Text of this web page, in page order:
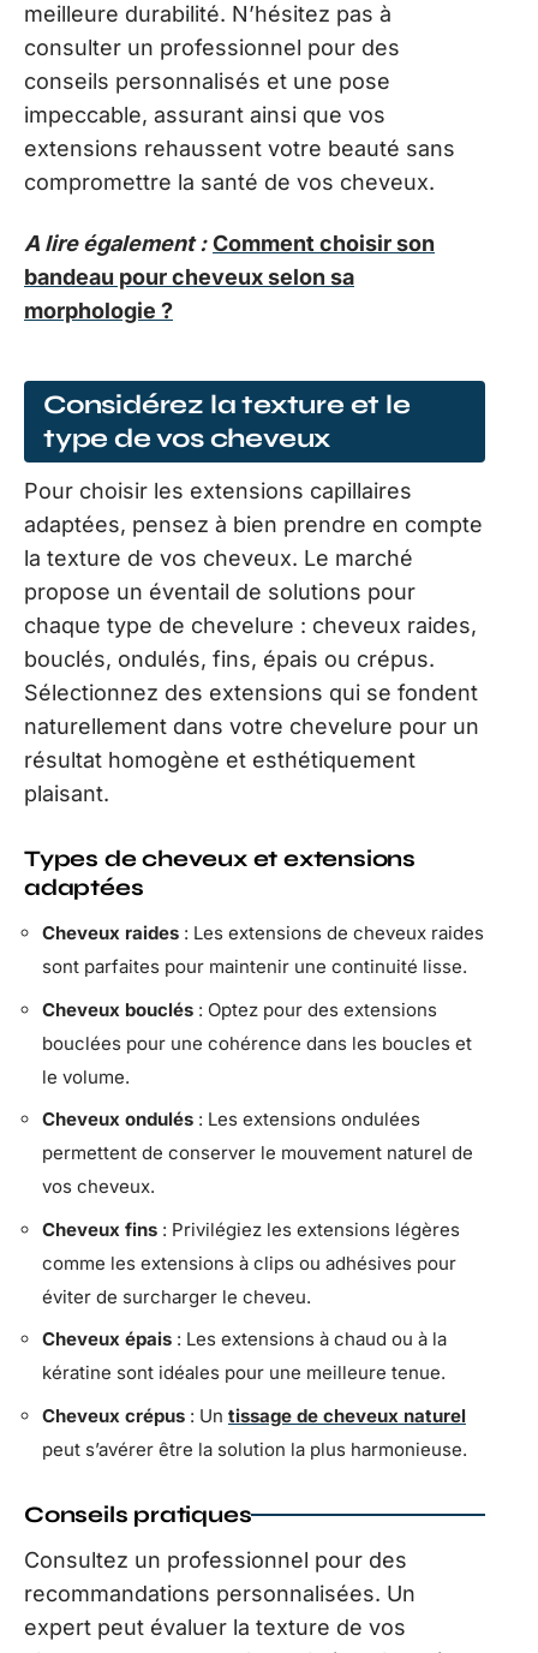
meilleure durabilité. N’hésitez pas à
consulter un professionnel pour des
conseils personnalisés et une pose
impeccable, assurant ainsi que vos
extensions rehaussent votre beauté sans
compromettre la santé de vos cheveux.
A lire également : Comment choisir son
bandeau pour cheveux selon sa
morphologie ?
Considérez la texture et le
type de vos cheveux
Pour choisir les extensions capillaires
adaptées, pensez à bien prendre en compte
la texture de vos cheveux. Le marché
propose un éventail de solutions pour
chaque type de chevelure : cheveux raides,
bouclés, ondulés, fins, épais ou crépus.
Sélectionnez des extensions qui se fondent
naturellement dans votre chevelure pour un
résultat homogène et esthétiquement
plaisant.
Types de cheveux et extensions
adaptées
Cheveux raides : Les extensions de cheveux raides
sont parfaites pour maintenir une continuité lisse.
Cheveux bouclés : Optez pour des extensions
bouclées pour une cohérence dans les boucles et
le volume.
Cheveux ondulés : Les extensions ondulées
permettent de conserver le mouvement naturel de
vos cheveux.
Cheveux fins : Privilégiez les extensions légères
comme les extensions à clips ou adhésives pour
éviter de surcharger le cheveu.
Cheveux épais : Les extensions à chaud ou à la
kératine sont idéales pour une meilleure tenue.
Cheveux crépus : Un tissage de cheveux naturel
peut s’avérer être la solution la plus harmonieuse.
Conseils pratiques
Consultez un professionnel pour des
recommandations personnalisées. Un
expert peut évaluer la texture de vos